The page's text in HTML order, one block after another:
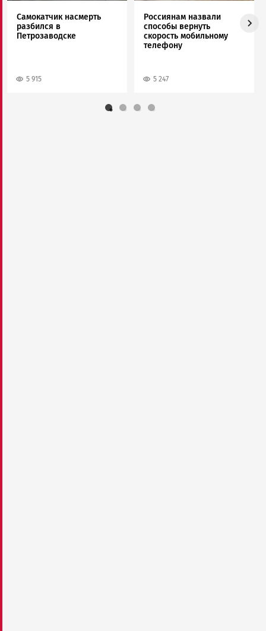
Самокатчик насмерть
разбился в
Петрозаводске
5 915
Россиянам назвали
способы вернуть
скорость мобильному
телефону
5 247